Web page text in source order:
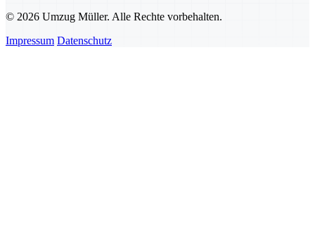
© 2026 Umzug Müller. Alle Rechte vorbehalten.
Impressum Datenschutz